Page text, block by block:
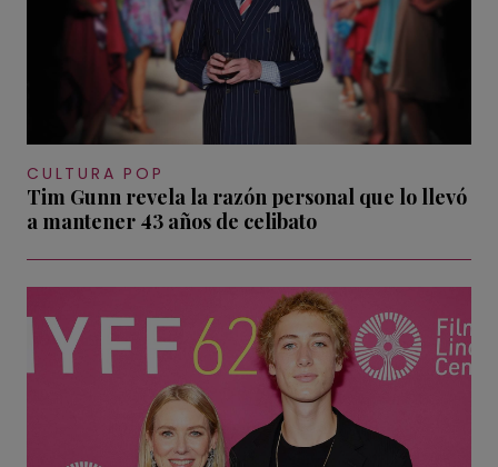
CULTURA POP
Tim Gunn revela la razón personal que lo llevó
a mantener 43 años de celibato